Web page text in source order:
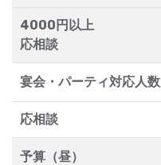
4000円以上
応相談
宴会・パーティ対応人数
応相談
予算（昼）